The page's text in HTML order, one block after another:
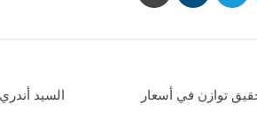
توازن في أسعار
السيد